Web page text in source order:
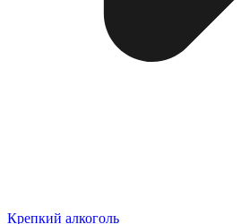
Крепкий алкоголь